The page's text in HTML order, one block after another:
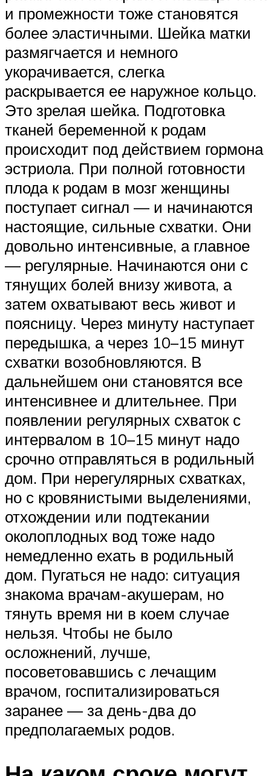
и промежности тоже становятся
более эластичными. Шейка матки
размягчается и немного
укорачивается, слегка
раскрывается ее наружное кольцо.
Это зрелая шейка. Подготовка
тканей беременной к родам
происходит под действием гормона
эстриола. При полной готовности
плода к родам в мозг женщины
поступает сигнал — и начинаются
настоящие, сильные схватки. Они
довольно интенсивные, а главное
— регулярные. Начинаются они с
тянущих болей внизу живота, а
затем охватывают весь живот и
поясницу. Через минуту наступает
передышка, а через 10–15 минут
схватки возобновляются. В
дальнейшем они становятся все
интенсивнее и длительнее. При
появлении регулярных схваток с
интервалом в 10–15 минут надо
срочно отправляться в родильный
дом. При нерегулярных схватках,
но с кровянистыми выделениями,
отхождении или подтекании
околоплодных вод тоже надо
немедленно ехать в родильный
дом. Пугаться не надо: ситуация
знакома врачам-акушерам, но
тянуть время ни в коем случае
нельзя. Чтобы не было
осложнений, лучше,
посоветовавшись с лечащим
врачом, госпитализироваться
заранее — за день-два до
предполагаемых родов.